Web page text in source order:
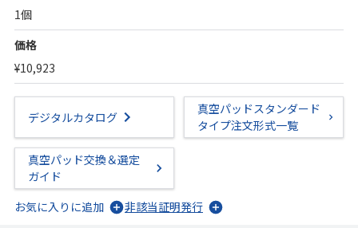
1個
価格
¥10,923
デジタルカタログ
真空パッドスタンダード
タイプ注文形式一覧
真空パッド交換＆選定
ガイド
お気に入りに追加
非該当証明発行